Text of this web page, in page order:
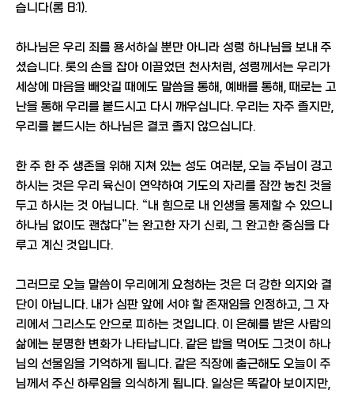
습니다(롬 8:1).
하나님은 우리 죄를 용서하실 뿐만 아니라 성령 하나님을 보내 주
셨습니다. 롯의 손을 잡아 이끌었던 천사처럼, 성령께서는 우리가
세상에 마음을 빼앗길 때에도 말씀을 통해, 예배를 통해, 때로는 고
난을 통해 우리를 붙드시고 다시 깨우십니다. 우리는 자주 졸지만,
우리를 붙드시는 하나님은 결코 졸지 않으십니다.
한 주 한 주 생존을 위해 지쳐 있는 성도 여러분, 오늘 주님이 경고
하시는 것은 우리 육신이 연약하여 기도의 자리를 잠깐 놓친 것을
두고 하시는 것 아닙니다. “내 힘으로 내 인생을 통제할 수 있으니
하나님 없이도 괜찮다”는 완고한 자기 신뢰, 그 완고한 중심을 다
루고 계신 것입니다.
그러므로 오늘 말씀이 우리에게 요청하는 것은 더 강한 의지와 결
단이 아닙니다. 내가 심판 앞에 서야 할 존재임을 인정하고, 그 자
리에서 그리스도 안으로 피하는 것입니다. 이 은혜를 받은 사람의
삶에는 분명한 변화가 나타납니다. 같은 밥을 먹어도 그것이 하나
님의 선물임을 기억하게 됩니다. 같은 직장에 출근해도 오늘이 주
님께서 주신 하루임을 의식하게 됩니다. 일상은 똑같아 보이지만,